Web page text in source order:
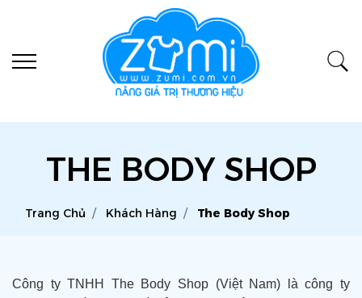
THE BODY SHOP
Trang Chủ Khách Hàng The Body Shop
Công ty TNHH The Body Shop (Việt Nam) là công ty